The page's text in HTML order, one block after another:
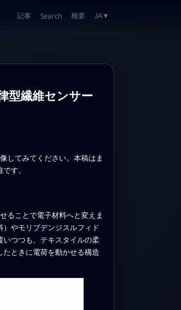
記事 Search 概要 JA ▼
型繊維センサー
してみてください。本稿はま
す。
ることで電子材料へと変えま
やモリブデンジスルフィド
つつも、テキスタイルの柔
ときに電荷を動かせる構造